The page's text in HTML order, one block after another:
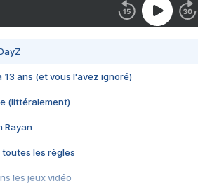
13 ans (et vous l'avez ignoré)
(littéralement)
Rayan
toutes les règles
les jeux vidéo